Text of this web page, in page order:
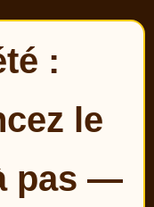
:
le
pas —